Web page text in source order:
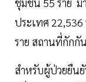
ประเทศ 22,536
ราย สถานที่กักกั
สำหรับผู้ป่วยยืน